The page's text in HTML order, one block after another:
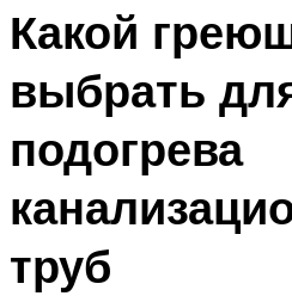
Какой
выбрать
подогрева
труб